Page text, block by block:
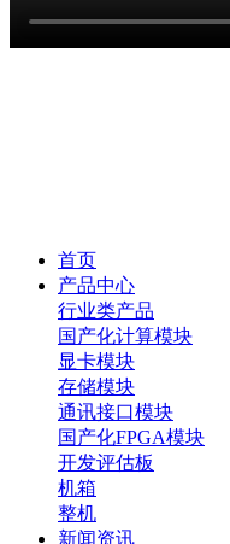
首页
产品中心
行业类产品
国产化计算模块
显卡模块
存储模块
通讯接口模块
国产化FPGA模块
开发评估板
机箱
整机
新闻资讯